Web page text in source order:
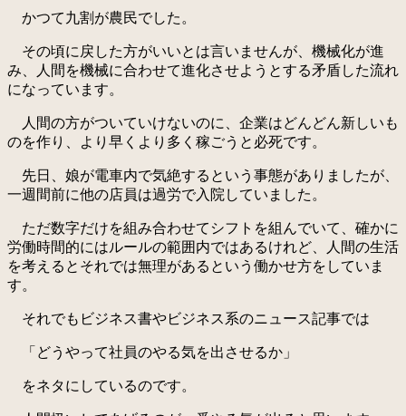
かつて九割が農民でした。
その頃に戻した方がいいとは言いませんが、機械化が進
み、人間を機械に合わせて進化させようとする矛盾した流れ
になっています。
人間の方がついていけないのに、企業はどんどん新しいも
のを作り、より早くより多く稼ごうと必死です。
先日、娘が電車内で気絶するという事態がありましたが、
一週間前に他の店員は過労で入院していました。
ただ数字だけを組み合わせてシフトを組んでいて、確かに
労働時間的にはルールの範囲内ではあるけれど、人間の生活
を考えるとそれでは無理があるという働かせ方をしていま
す。
それでもビジネス書やビジネス系のニュース記事では
「どうやって社員のやる気を出させるか」
をネタにしているのです。